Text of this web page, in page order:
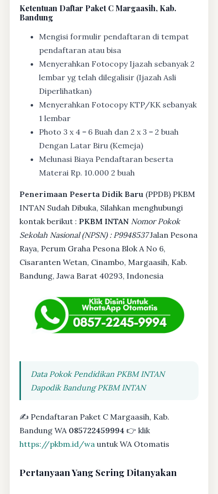
Ketentuan Daftar Paket C Margaasih, Kab.
Bandung
Mengisi formulir pendaftaran di tempat
pendaftaran atau bisa
Menyerahkan Fotocopy Ijazah sebanyak 2
lembar yg telah dilegalisir (Ijazah Asli
Diperlihatkan)
Menyerahkan Fotocopy KTP/KK sebanyak
1 lembar
Photo 3 x 4 = 6 Buah dan 2 x 3 = 2 buah
Dengan Latar Biru (Kemeja)
Melunasi Biaya Pendaftaran beserta
Materai Rp. 10.000 2 buah
Penerimaan Peserta Didik Baru (PPDB) PKBM
INTAN Sudah Dibuka, Silahkan menghubungi
kontak berikut : PKBM INTAN Nomor Pokok
Sekolah Nasional (NPSN) : P9948537Jalan Pesona
Raya, Perum Graha Pesona Blok A No 6,
Cisaranten Wetan, Cinambo, Margaasih, Kab.
Bandung, Jawa Barat 40293, Indonesia
Data Pokok Pendidikan PKBM INTAN
Dapodik Bandung PKBM INTAN
✍ Pendaftaran Paket C Margaasih, Kab.
Bandung WA 085722459994 👉 klik
https://pkbm.id/wa untuk WA Otomatis
Pertanyaan Yang Sering Ditanyakan